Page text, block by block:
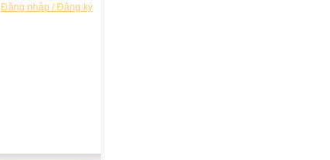
Đăng nhập / Đăng ký